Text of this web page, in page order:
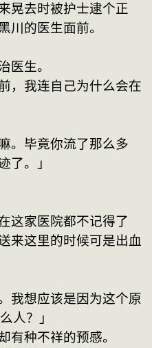
晃去时被护士逮个正
川的医生面前。
医生。
，我连自己为什么会在
。毕竟你流了那么多
了。」
这家医院都不记得了
来这里的时候可是出血
我想应该是因为这个原
人？」
有种不祥的预感。